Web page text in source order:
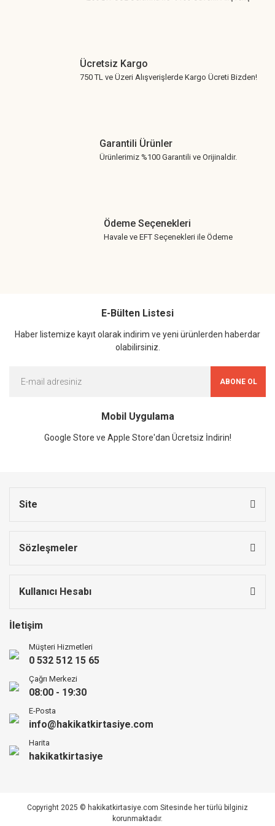
Ücretsiz Kargo
750 TL ve Üzeri Alışverişlerde Kargo Ücreti Bizden!
Garantili Ürünler
Ürünlerimiz %100 Garantili ve Orijinaldir.
Ödeme Seçenekleri
Havale ve EFT Seçenekleri ile Ödeme
E-Bülten Listesi
Haber listemize kayıt olarak indirim ve yeni ürünlerden haberdar
olabilirsiniz.
ABONE OL
Mobil Uygulama
Google Store ve Apple Store'dan Ücretsiz İndirin!
Site
Sözleşmeler
Kullanıcı Hesabı
İletişim
Müşteri Hizmetleri
0 532 512 15 65
Çağrı Merkezi
08:00 - 19:30
E-Posta
info@hakikatkirtasiye.com
Harita
hakikatkirtasiye
Copyright 2025 © hakikatkirtasiye.com Sitesinde her türlü bilginiz
korunmaktadır.